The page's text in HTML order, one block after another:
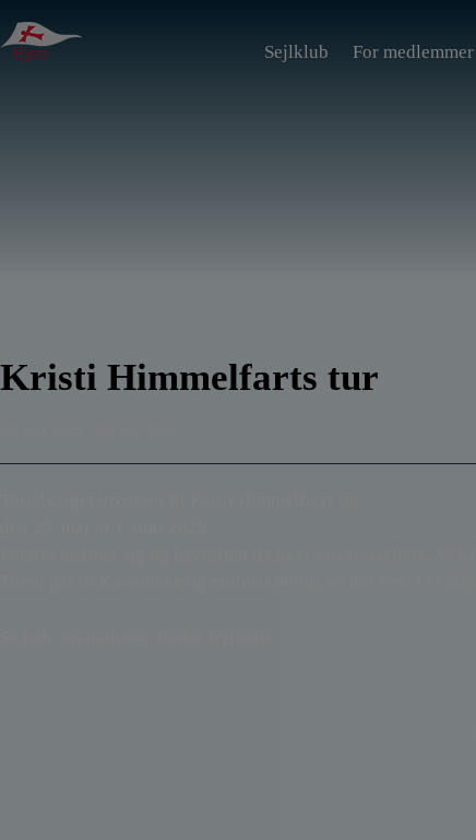
til
indholdet
Sejlklub For medlemmer
Kristi Himmelfarts tur